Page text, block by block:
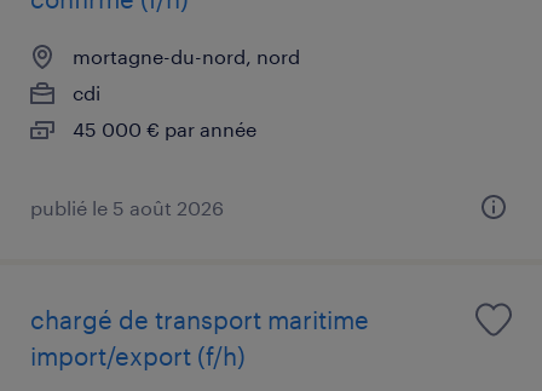
mortagne-du-nord, nord
cdi
45 000 € par année
publié le 5 août 2026
chargé de transport maritime
import/export (f/h)